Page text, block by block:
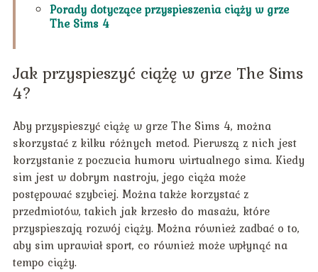
Porady dotyczące przyspieszenia ciąży w grze
The Sims 4
Jak przyspieszyć ciążę w grze The Sims
4?
Aby przyspieszyć ciążę w grze The Sims 4, można
skorzystać z kilku różnych metod. Pierwszą z nich jest
korzystanie z poczucia humoru wirtualnego sima. Kiedy
sim jest w dobrym nastroju, jego ciąża może
postępować szybciej. Można także korzystać z
przedmiotów, takich jak krzesło do masażu, które
przyspieszają rozwój ciąży. Można również zadbać o to,
aby sim uprawiał sport, co również może wpłynąć na
tempo ciąży.